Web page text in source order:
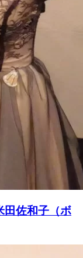
田佐和子（ボ